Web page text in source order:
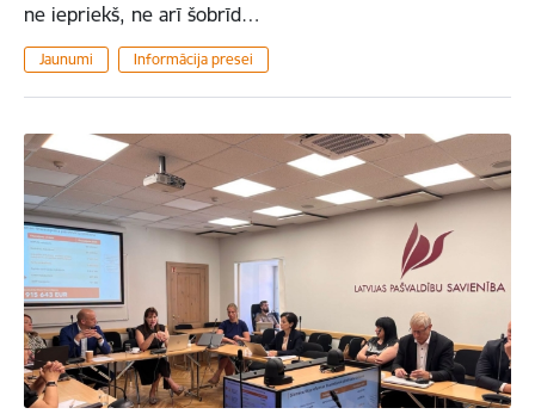
ne iepriekš, ne arī šobrīd…
Jaunumi Informācija presei